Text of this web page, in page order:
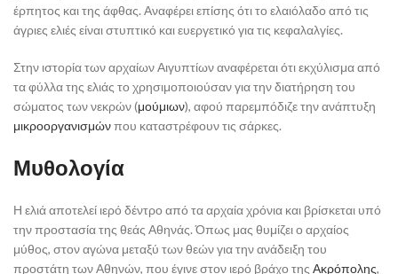
έρπητος και της άφθας. Αναφέρει επίσης ότι το ελαιόλαδο από τις
άγριες ελιές είναι στυπτικό και ευεργετικό για τις κεφαλαλγίες.
Στην ιστορία των αρχαίων Αιγυπτίων αναφέρεται ότι εκχύλισμα από
τα φύλλα της ελιάς το χρησιμοποιούσαν για την διατήρηση του
σώματος των νεκρών (μούμιων), αφού παρεμπόδιζε την ανάπτυξη
μικροοργανισμώνπου καταστρέφουν τις σάρκες.
Μυθολογία
Η ελιά αποτελεί ιερό δέντρο από τα αρχαία χρόνια και βρίσκεται υπό
την προστασία της θεάς Αθηνάς. Όπως μας θυμίζει ο αρχαίος
μύθος, στον αγώνα μεταξύ των θεών για την ανάδειξη του
προστάτη των Αθηνών, που έγινε στον ιερό βράχο της Ακρόπολης,